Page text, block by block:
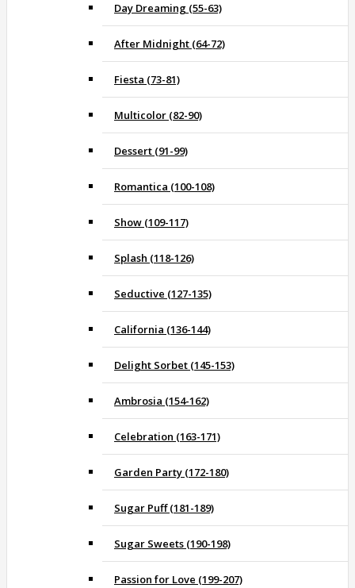
Day Dreaming (55-63)
After Midnight (64-72)
Fiesta (73-81)
Multicolor (82-90)
Dessert (91-99)
Romantica (100-108)
Show (109-117)
Splash (118-126)
Seductive (127-135)
California (136-144)
Delight Sorbet (145-153)
Ambrosia (154-162)
Celebration (163-171)
Garden Party (172-180)
Sugar Puff (181-189)
Sugar Sweets (190-198)
Passion for Love (199-207)